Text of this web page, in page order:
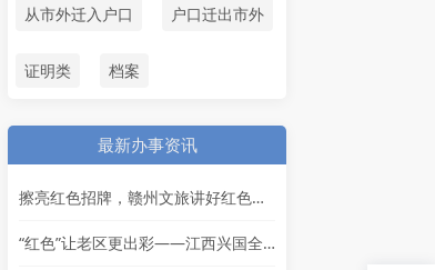
从市外迁入户口 户口迁出市外
证明类 档案
最新办事资讯
擦亮红色招牌，赣州文旅讲好红色故事
“红色”让老区更出彩——江西兴国全力打造红色文化传承发展创新示范区